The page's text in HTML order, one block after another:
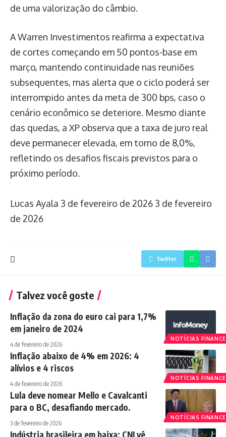
de uma valorização do câmbio.
A Warren Investimentos reafirma a expectativa
de cortes começando em 50 pontos-base em
março, mantendo continuidade nas reuniões
subsequentes, mas alerta que o ciclo poderá ser
interrompido antes da meta de 300 bps, caso o
cenário econômico se deteriore. Mesmo diante
das quedas, a XP observa que a taxa de juro real
deve permanecer elevada, em torno de 8,0%,
refletindo os desafios fiscais previstos para o
próximo período.
Lucas Ayala 3 de fevereiro de 2026 3 de fevereiro
de 2026
Twitter
Talvez você goste
NOTÍCIAS
Inflação da zona do euro cai para 1,7%
em janeiro de 2024
4 de fevereiro de 2026
NOTÍCIAS
Inflação abaixo de 4% em 2026: 4
alívios e 4 riscos
4 de fevereiro de 2026
NOTÍCIAS
Lula deve nomear Mello e Cavalcanti
para o BC, desafiando mercado.
3 de fevereiro de 2026
Indústria brasileira em baixa; CNI vê